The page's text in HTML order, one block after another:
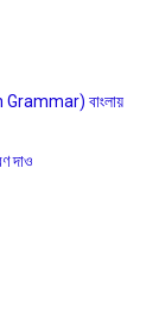
বাংলায়
দাও